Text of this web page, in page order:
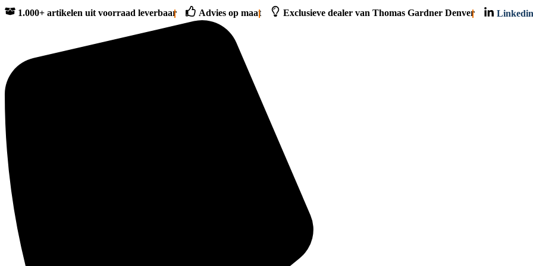
1.000+ artikelen uit voorraad leverbaar Advies op maat Exclusieve dealer van Thomas Gardner Denver Linkedin